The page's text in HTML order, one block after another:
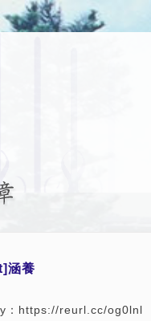
涵養
https://reurl.cc/og0lnl